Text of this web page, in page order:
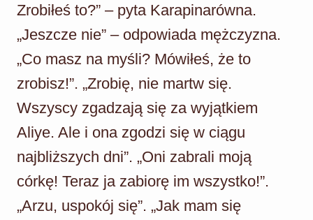
Zrobiłeś to?” – pyta Karapinarówna.
„Jeszcze nie” – odpowiada mężczyzna.
„Co masz na myśli? Mówiłeś, że to
zrobisz!”. „Zrobię, nie martw się.
Wszyscy zgadzają się za wyjątkiem
Aliye. Ale i ona zgodzi się w ciągu
najbliższych dni”. „Oni zabrali moją
córkę! Teraz ja zabiorę im wszystko!”.
„Arzu, uspokój się”. „Jak mam się